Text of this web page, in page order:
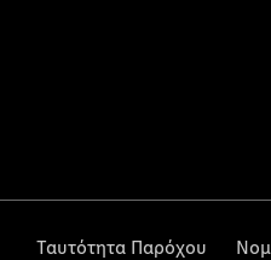
Ταυτότητα Παρόχου